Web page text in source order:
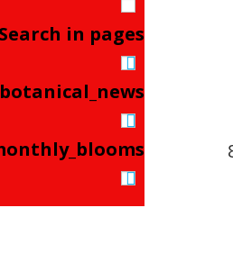
Search in pages
botanical_news